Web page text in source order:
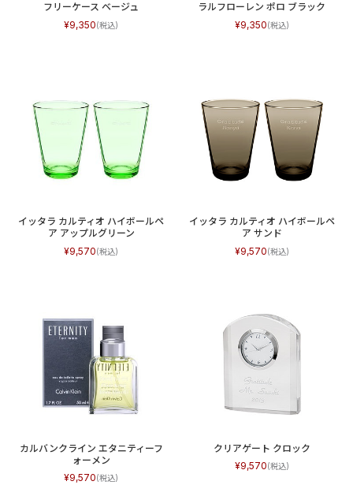
フリーケース ベージュ
9,350
ラルフローレン ポロ ブラック
9,350
イッタラ カルティオ ハイボールペ
ア アップルグリーン
9,570
イッタラ カルティオ ハイボールペ
ア サンド
9,570
カルバンクライン エタニティーフ
ォーメン
9,570
クリアゲート クロック
9,570